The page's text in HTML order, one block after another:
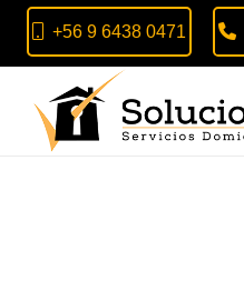
+56 9 6438 0471